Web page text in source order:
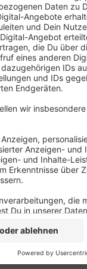
Anzeige
Mittlerweile sind
einem Sprecher der
zweier
damit das nicht
Dass die
entstehen würde,
aufstellen und
gegen die Park-
Tatsache, dass der
Anzeige